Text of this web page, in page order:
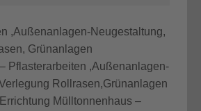
,Außenanlagen-Neugestaltung,
Grünanlagen
Pflasterarbeiten ,Außenanlagen-
Rollrasen,Grünanlagen
Mülltonnenhaus –